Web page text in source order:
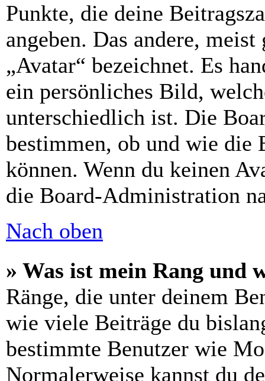
Punkte, die deine
angeben. Das andere,
„Avatar“ bezeichnet. Es
ein persönliches Bild,
unterschiedlich ist. Die
bestimmen, ob und wie die
können. Wenn du keinen
die Board-Administration
Nach oben
» Was ist mein Rang und
Ränge, die unter deinem
wie viele Beiträge du
bestimmte Benutzer wie
Normalerweise kannst du